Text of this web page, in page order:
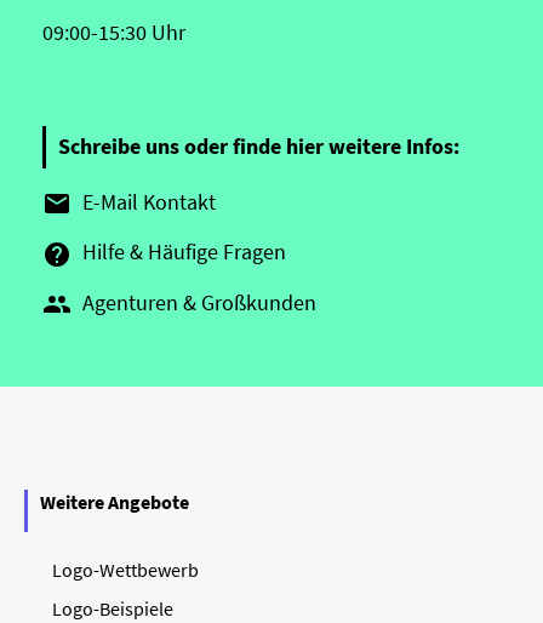
09:00-15:30 Uhr
Schreibe uns oder finde hier weitere Infos:
 E-Mail Kontakt
 Hilfe & Häufige Fragen
 Agenturen & Großkunden
Weitere Angebote
Logo-Wettbewerb
Logo-Beispiele